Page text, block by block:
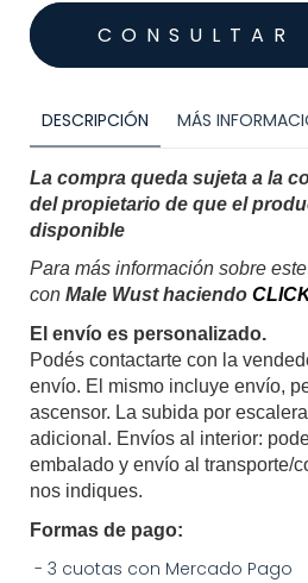
DESCRIPCIÓN MÁS
La compra queda sujeta a la
del propietario de que el
disponible
Para más información sobre
con Male Wust haciendo
El envío es personalizado.
Podés contactarte con la
envío. El mismo incluye envío,
ascensor. La subida por
adicional. Envíos al interior:
embalado y envío al transporte/
nos indiques.
Formas de pago:
- 3 cuotas con Mercado Pago